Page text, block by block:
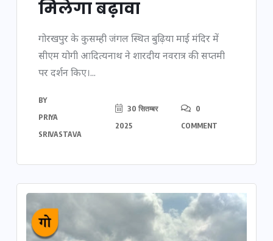
मिलेगा बढ़ावा
गोरखपुर के कुसम्ही जंगल स्थित बुढ़िया माई मंदिर में
सीएम योगी आदित्यनाथ ने शारदीय नवरात्र की सप्तमी
पर दर्शन किए।...
BY
PRIYA
SRIVASTAVA
30 सितम्बर
2025
0
COMMENT